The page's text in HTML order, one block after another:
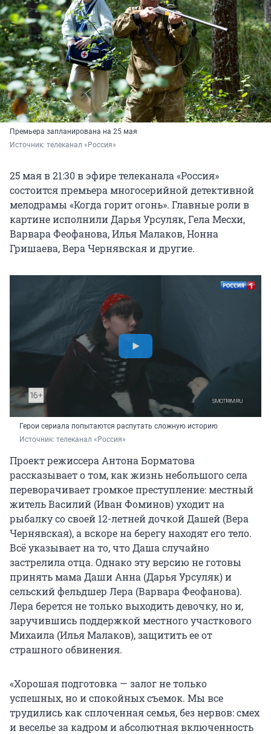
Премьера запланирована на 25 мая
Источник: телеканал «Россия»
25 мая в 21:30 в эфире телеканала «Россия»
состоится премьера многосерийной детективной
мелодрамы «Когда горит огонь». Главные роли в
картине исполнили Дарья Урсуляк, Гела Месхи,
Варвара Феофанова, Илья Малаков, Нонна
Гришаева, Вера Чернявская и другие.
Герои сериала попытаются распутать сложную историю
Источник: телеканал «Россия»
Проект режиссера Антона Борматова
рассказывает о том, как жизнь небольшого села
переворачивает громкое преступление: местный
житель Василий (Иван Фоминов) уходит на
рыбалку со своей 12-летней дочкой Дашей (Вера
Чернявская), а вскоре на берегу находят его тело.
Всё указывает на то, что Даша случайно
застрелила отца. Однако эту версию не готовы
принять мама Даши Анна (Дарья Урсуляк) и
сельский фельдшер Лера (Варвара Феофанова).
Лера берется не только выходить девочку, но и,
заручившись поддержкой местного участкового
Михаила (Илья Малаков), защитить ее от
страшного обвинения.
«Хорошая подготовка — залог не только
успешных, но и спокойных съемок. Мы все
трудились как сплоченная семья, без нервов: смех
и веселье за кадром и абсолютная включенность